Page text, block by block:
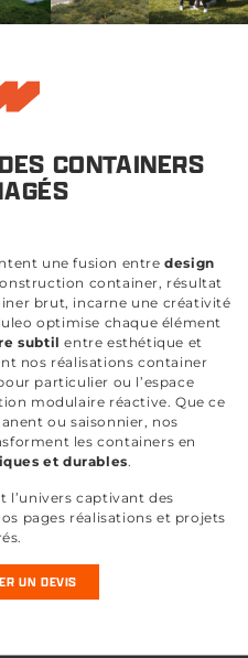
CONTAINERS
une fusion entredesign
container, résultat
brut, incarne une créativité
optimise chaque élément
subtil entre esthétique et
nos réalisations container
particulier ou l’espace
modulaire réactive. Que ce
ou saisonnier, nos
les containers en
et durables.
l’univers captivant des
pages réalisations et projets
UN DEVIS